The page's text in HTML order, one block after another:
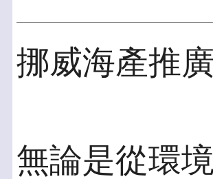
挪威海產推
無論是從環